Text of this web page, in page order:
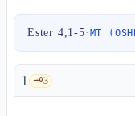
Ester 4,1-5· MT
1 🗝️3